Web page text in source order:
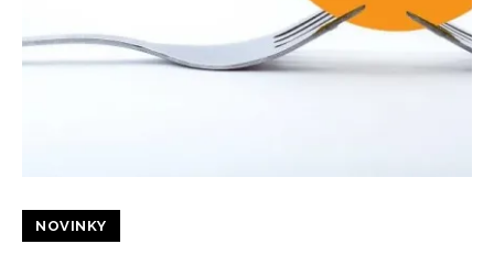
NOVINKY